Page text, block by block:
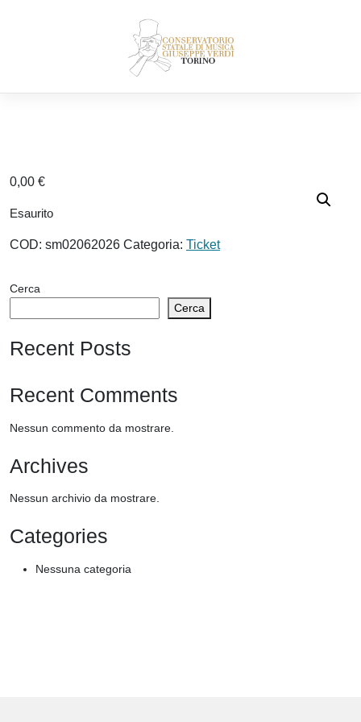
0,00 €
Esaurito
COD: sm02062026 Categoria: Ticket
Cerca
Cerca
Recent Posts
Recent Comments
Nessun commento da mostrare.
Archives
Nessun archivio da mostrare.
Categories
Nessuna categoria